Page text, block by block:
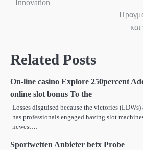
Innovation
Related Posts
On-line casino Explore 250percent
online slot bonus To the
Losses disguised because the victories
has professionals engaged having slot
newest…
Sportwetten Anbieter betx Probe